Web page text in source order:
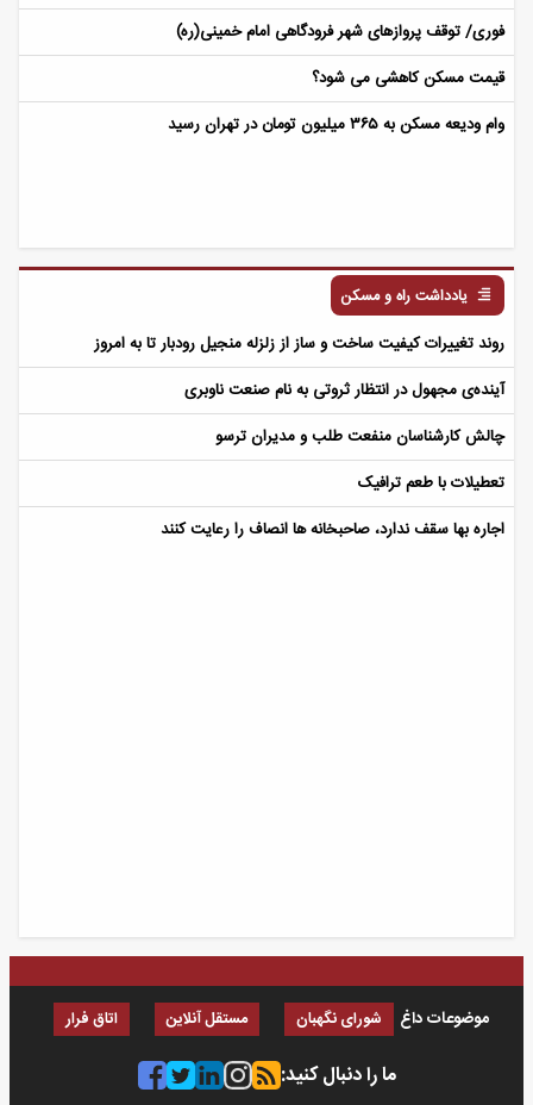
فوری/ توقف پروازهای شهر فرودگاهی امام خمینی(ره)
قیمت مسکن کاهشی می شود؟
وام ودیعه مسکن به ۳۶۵ میلیون تومان در تهران رسید
یادداشت راه و مسکن
روند تغییرات کیفیت ساخت و ساز از زلزله منجیل رودبار تا به امروز
آینده‌ی مجهول در انتظار ثروتی به نام صنعت ناوبری
چالش کارشناسان منفعت طلب و مدیران ترسو
تعطیلات با طعم ترافیک
اجاره بها سقف ندارد، صاحبخانه ها انصاف را رعایت کنند
موضوعات داغ شورای نگهبان مستقل آنلاین اتاق فرار
ما را دنبال کنید: